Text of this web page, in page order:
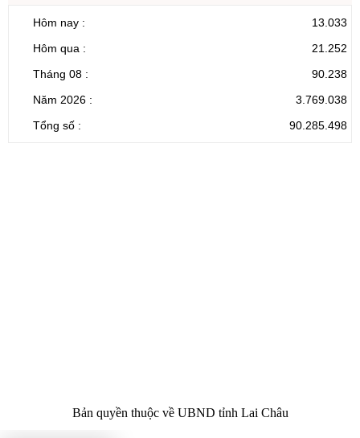
Hôm nay :
13.033
Hôm qua :
21.252
Tháng 08 :
90.238
Năm 2026 :
3.769.038
Tổng số :
90.285.498
Bản quyền thuộc về UBND tỉnh Lai Châu